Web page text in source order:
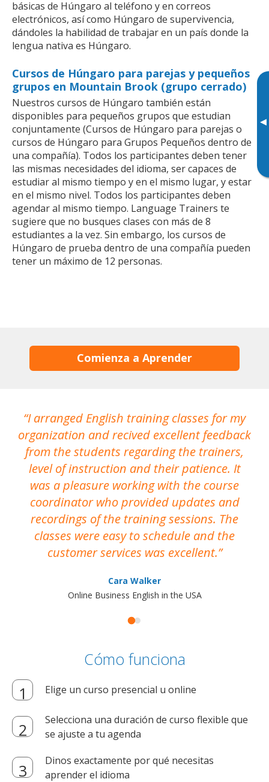
▸
básicas de Húngaro al teléfono y en correos
electrónicos, así como Húngaro de supervivencia,
dándoles la habilidad de trabajar en un país donde la
lengua nativa es Húngaro.
Cursos de Húngaro para parejas y pequeños
grupos en Mountain Brook (grupo cerrado)
Nuestros cursos de Húngaro también están
disponibles para pequeños grupos que estudian
conjuntamente (Cursos de Húngaro para parejas o
cursos de Húngaro para Grupos Pequeños dentro de
una compañía). Todos los participantes deben tener
las mismas necesidades del idioma, ser capaces de
estudiar al mismo tiempo y en el mismo lugar, y estar
en el mismo nivel. Todos los participantes deben
agendar al mismo tiempo. Language Trainers te
sugiere que no busques clases con más de 8
estudiantes a la vez. Sin embargo, los cursos de
Húngaro de prueba dentro de una compañía pueden
tener un máximo de 12 personas.
Comienza a Aprender
I arranged English training classes for my
organization and recived excellent feedback
from the students regarding the trainers,
level of instruction and their patience. It
was a pleasure working with the course
coordinator who provided updates and
recordings of the training sessions. The
classes were easy to schedule and the
customer services was excellent.
Cara Walker
Online Business English in the USA
Cómo funciona
Elige un curso presencial u online
Selecciona una duración de curso flexible que
se ajuste a tu agenda
Dinos exactamente por qué necesitas
aprender el idioma